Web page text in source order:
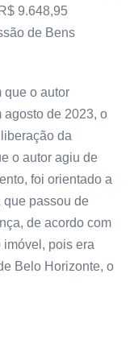
9.648,95
de Bens
que o autor
agosto de 2023, o
da
o autor agiu de
foi orientado a
que passou de
de acordo com
pois era
Belo Horizonte, o